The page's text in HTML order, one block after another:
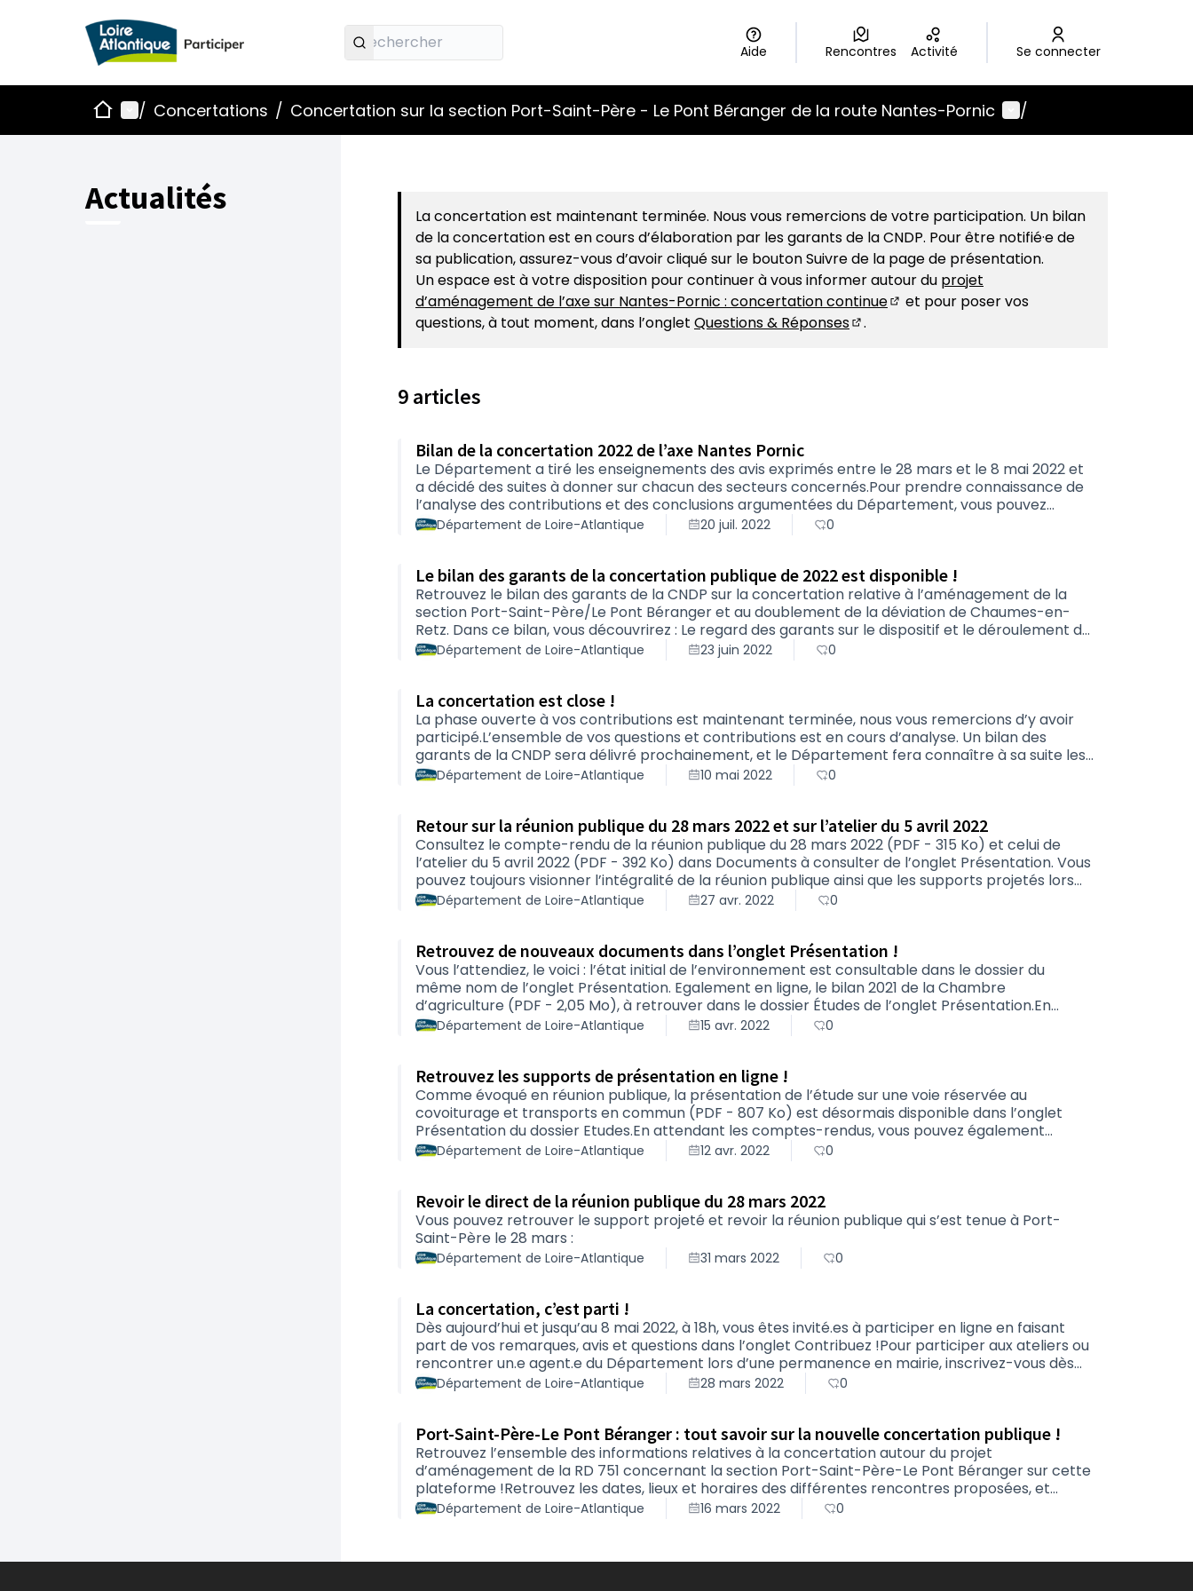
Aide Rencontres Activité Se connecter
AccueilMenu principal
/ Concertations / Concertation sur la section Port-Saint-Père - Le Pont Béranger de la route Nantes-Pornic Menu utilisateur
/
Actualités
La concertation est maintenant terminée. Nous vous remercions de votre participation. Un bilan
de la concertation est en cours d’élaboration par les garants de la CNDP. Pour être notifié·e de
sa publication, assurez-vous d’avoir cliqué sur le bouton Suivre de la page de présentation.
Un espace est à votre disposition pour continuer à vous informer autour du projet
d’aménagement de l’axe sur Nantes-Pornic : concertation continue
(S'ouvre dans un nouvel onglet)
et pour poser vos
questions, à tout moment, dans l’onglet Questions & Réponses .
9 articles
Bilan de la concertation 2022 de l’axe Nantes Pornic
Le Département a tiré les enseignements des avis exprimés entre le 28 mars et le 8 mai 2022 et
a décidé des suites à donner sur chacun des secteurs concernés.Pour prendre connaissance de
l’analyse des contributions et des conclusions argumentées du Département, vous pouvez
consulter : le diaporama projeté lors du comité de suivi élargi du 4 juillet (PDF-2,65Mo), le bilan
synthétique de la concertation (PDF-3,67Mo), le bilan détaillé (PDF-1,72Mo), la délibération du 23
Département de Loire-Atlantique 20 juil. 2022 0
Le bilan des garants de la concertation publique de 2022 est disponible !
Retrouvez le bilan des garants de la CNDP sur la concertation relative à l’aménagement de la
section Port-Saint-Père/Le Pont Béranger et au doublement de la déviation de Chaumes-en-
Retz. Dans ce bilan, vous découvrirez : Le regard des garants sur le dispositif et le déroulement de
la concertation conduite entre le 28 mars et le 8 mai 2022 ; Leur demande de précisions au
Département de Loire-Atlantique en lien avec l’environnement et certains aménagements ;
Département de Loire-Atlantique 23 juin 2022 0
La concertation est close !
La phase ouverte à vos contributions est maintenant terminée, nous vous remercions d’y avoir
participé.L’ensemble de vos questions et contributions est en cours d’analyse. Un bilan des
garants de la CNDP sera délivré prochainement, et le Département fera connaître à sa suite les
enseignements qu’il tire de cette concertation ainsi que les décisions prises.Dans cette attente,
vous pouvez retrouver les comptes-rendus de l’atelier du 5 avril (pdf - 392 Ko) et celui du 12 avril
Département de Loire-Atlantique 10 mai 2022 0
Retour sur la réunion publique du 28 mars 2022 et sur l’atelier du 5 avril 2022
Consultez le compte-rendu de la réunion publique du 28 mars 2022 (PDF - 315 Ko) et celui de
l’atelier du 5 avril 2022 (PDF - 392 Ko) dans Documents à consulter de l’onglet Présentation. Vous
pouvez toujours visionner l’intégralité de la réunion publique ainsi que les supports projetés lors
de cette réunion publique (PDF - 6,86 Mo) et de cet atelier (PDF - 7,05 Mo).
Département de Loire-Atlantique 27 avr. 2022 0
Retrouvez de nouveaux documents dans l’onglet Présentation !
Vous l’attendiez, le voici : l’état initial de l’environnement est consultable dans le dossier du
même nom de l’onglet Présentation. Egalement en ligne, le bilan 2021 de la Chambre
d’agriculture (PDF - 2,05 Mo), à retrouver dans le dossier Études de l’onglet Présentation.En
attendant le compte-rendu, vous pouvez retrouver le support projeté lors de l’atelier
participatif du 12 avril 2022 (PDF - 4,56 Mo) intitulé : Comment concilier compensation
Département de Loire-Atlantique 15 avr. 2022 0
Retrouvez les supports de présentation en ligne !
Comme évoqué en réunion publique, la présentation de l’étude sur une voie réservée au
covoiturage et transports en commun (PDF - 807 Ko) est désormais disponible dans l’onglet
Présentation du dossier Etudes.En attendant les comptes-rendus, vous pouvez également
retrouver le support projeté lors de la réunion publique du 28 mars 2022 (PDF - 4,53 Mo), ainsi
que celui de la présentation de l’atelier du 5 avril (PDF - 7,05 Mo) qui portait les conditions de
Département de Loire-Atlantique 12 avr. 2022 0
Revoir le direct de la réunion publique du 28 mars 2022
Vous pouvez retrouver le support projeté et revoir la réunion publique qui s’est tenue à Port-
Saint-Père le 28 mars :
Département de Loire-Atlantique 31 mars 2022 0
La concertation, c’est parti !
Dès aujourd’hui et jusqu’au 8 mai 2022, à 18h, vous êtes invité.es à participer en ligne en faisant
part de vos remarques, avis et questions dans l’onglet Contribuez !Pour participer aux ateliers ou
rencontrer un.e agent.e du Département lors d’une permanence en mairie, inscrivez-vous dès
maintenant.Et ce soir, lundi 28 mars, rendez-vous à 19h, salle de la Colombe, 27 rue de Pornic, à
Port-Saint-Père pour la réunion publique relative au projet d’aménagement de la section Port-
Département de Loire-Atlantique 28 mars 2022 0
Port-Saint-Père-Le Pont Béranger : tout savoir sur la nouvelle concertation publique !
Retrouvez l’ensemble des informations relatives à la concertation autour du projet
d’aménagement de la RD 751 concernant la section Port-Saint-Père-Le Pont Béranger sur cette
plateforme !Retrouvez les dates, lieux et horaires des différentes rencontres proposées, et
inscrivez-vous dès maintenant aux permanences et ateliers dans l'onglet Rencontres.Vous
pourrez poser vos questions et contribuer en ligne à partir du 28 mars et jusqu’au 8 mai 2022.
Département de Loire-Atlantique 16 mars 2022 0